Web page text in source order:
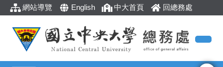
網站導覽 English 中大首頁 回總務處